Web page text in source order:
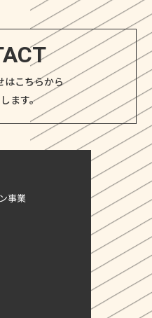
はこちらから
ます。
事業